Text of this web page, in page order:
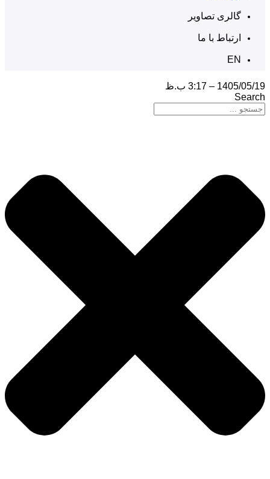
گالری تصاویر
ارتباط با ما
EN
1405/05/19 – 3:17 ب.ظ
Search